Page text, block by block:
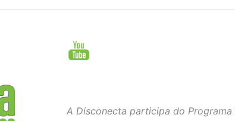
A Disconecta participa do Programa